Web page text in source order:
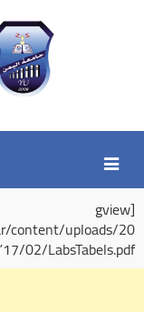
content
[gview
content/uploads/20
17/02/LabsTabels.pdf”]